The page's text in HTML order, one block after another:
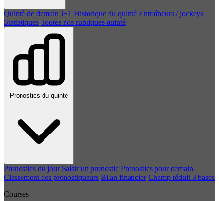
Quinté de demain J+1 Historique du quinté Entraîneurs / jockeys
Statistiques Toutes nos rubriques quinté
Pronostics du quinté
Pronostics du jour Saisir un pronostic Pronostics pour demain
Classement des pronostiqueurs Bilan financier Champ réduit 3 bases
Courses